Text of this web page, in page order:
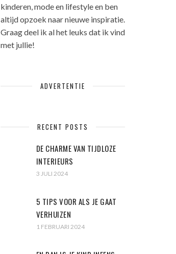
kinderen, mode en lifestyle en ben
altijd opzoek naar nieuwe inspiratie.
Graag deel ik al het leuks dat ik vind
met jullie!
ADVERTENTIE
RECENT POSTS
DE CHARME VAN TIJDLOZE
INTERIEURS
3 JULI 2024
5 TIPS VOOR ALS JE GAAT
VERHUIZEN
1 FEBRUARI 2024